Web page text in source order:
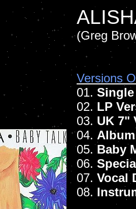
(Greg
Versions
01.
02.LP
03. UK 7"
04.
05.Baby
06.
07. Vocal
08.